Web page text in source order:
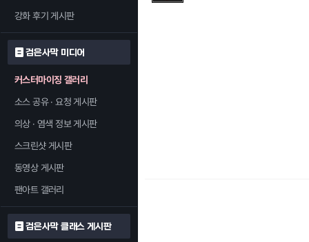
강화 후기 게시판
검은사막 미디어
커스터마이징 갤러리
소스 공유 · 요청 게시판
의상 · 염색 정보 게시판
스크린샷 게시판
동영상 게시판
팬아트 갤러리
검은사막 클래스 게시판